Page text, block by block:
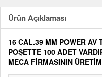
Ürün Açıklaması
16 CAL.39 MM POWER AV
POŞETTE 100 ADET
MECA FİRMASININ